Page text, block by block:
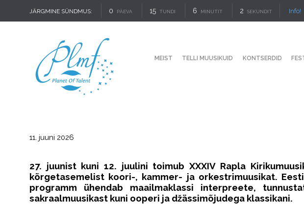
JÄRGMINE SÜNDMUS: 0 PÄEVA 15 TUNDI 6 MINUTIT 1 SECOND Info!
MEIST TELLI MUUSIKUID KONTSERDID
11. juuni 2026
27. juunist kuni 12. juulini toimub XXXIV Rapla
kõrgetasemelist koori-, kammer- ja orkestrimuusikat.
programm ühendab maailmaklassi interpreete,
sakraalmuusikast kuni ooperi ja džässimõjudega klassikani.